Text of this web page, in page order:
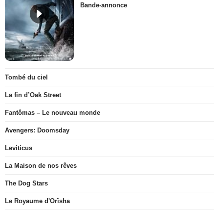
Bande-annonce
Tombé du ciel
La fin d’Oak Street
Fantômas – Le nouveau monde
Avengers: Doomsday
Leviticus
La Maison de nos rêves
The Dog Stars
Le Royaume d'Orïsha